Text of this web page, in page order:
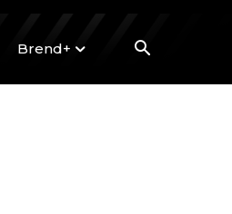
Brend+